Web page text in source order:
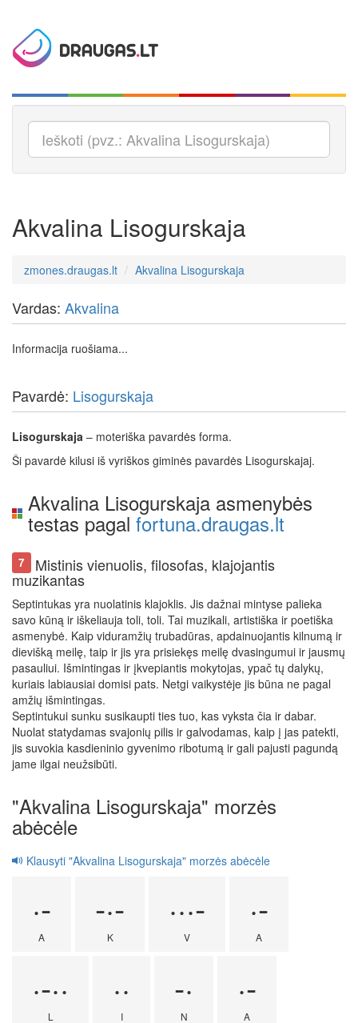
Akvalina Lisogurskaja
zmones.draugas.lt Akvalina Lisogurskaja
Vardas: Akvalina
Informacija ruošiama...
Pavardė: Lisogurskaja
Lisogurskaja – moteriška pavardės forma.
Ši pavardė kilusi iš vyriškos giminės pavardės Lisogurskajaj.
Akvalina Lisogurskaja asmenybės
testas pagal fortuna.draugas.lt
7 Mistinis vienuolis, filosofas, klajojantis
muzikantas
Septintukas yra nuolatinis klajoklis. Jis dažnai mintyse palieka
savo kūną ir iškeliauja toli, toli. Tai muzikali, artistiška ir poetiška
asmenybė. Kaip viduramžių trubadūras, apdainuojantis kilnumą ir
dievišką meilę, taip ir jis yra prisiekęs meilę dvasingumui ir jausmų
pasauliui. Išmintingas ir įkvepiantis mokytojas, ypač tų dalykų,
kuriais labiausiai domisi pats. Netgi vaikystėje jis būna ne pagal
amžių išmintingas.
Septintukui sunku susikaupti ties tuo, kas vyksta čia ir dabar.
Nuolat statydamas svajonių pilis ir galvodamas, kaip į jas patekti,
jis suvokia kasdieninio gyvenimo ribotumą ir gali pajusti pagundą
jame ilgai neužsibūti.
"Akvalina Lisogurskaja" morzės
abėcėle
Klausyti "Akvalina Lisogurskaja" morzės abėcėle
·-
A
-·-
K
···-
V
·-
A
·-··
L
··
I
-·
N
·-
A